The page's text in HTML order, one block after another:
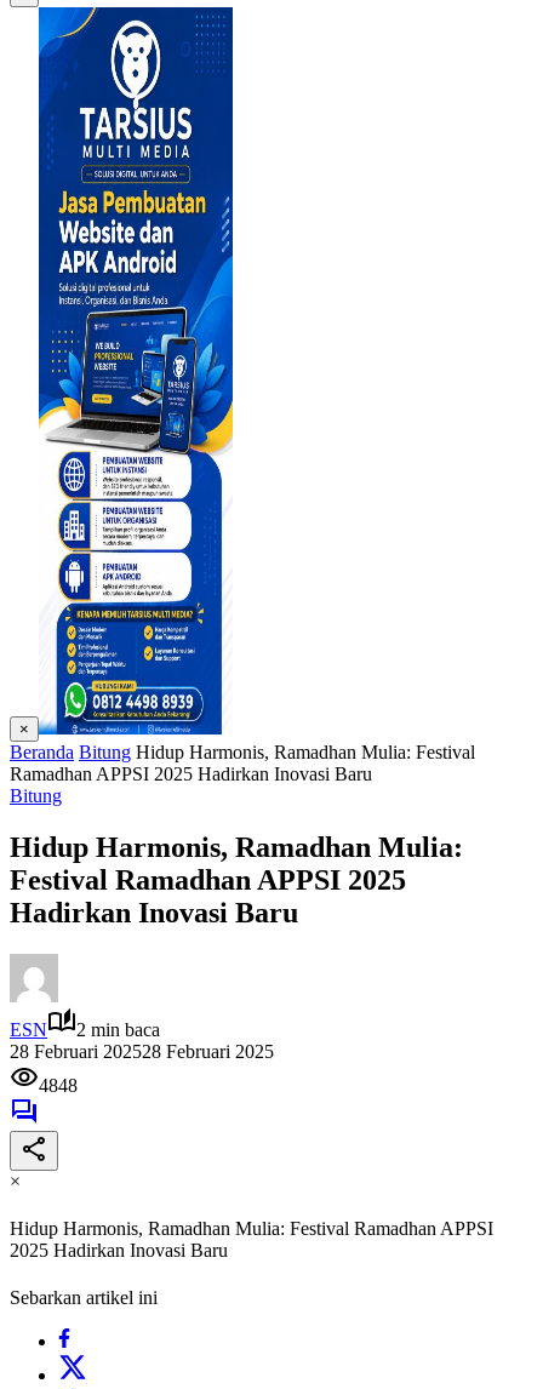
×
Beranda Bitung Hidup Harmonis, Ramadhan Mulia: Festival
Ramadhan APPSI 2025 Hadirkan Inovasi Baru
Bitung
Hidup Harmonis, Ramadhan Mulia:
Festival Ramadhan APPSI 2025
Hadirkan Inovasi Baru
ESN
2 min baca
28 Februari 202528 Februari 2025
4848
×
Hidup Harmonis, Ramadhan Mulia: Festival Ramadhan APPSI
2025 Hadirkan Inovasi Baru
Sebarkan artikel ini